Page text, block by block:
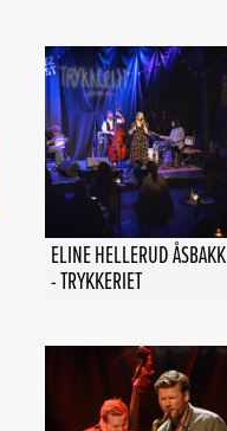
ELINE HELLERUD ÅSBAKK
- TRYKKERIET